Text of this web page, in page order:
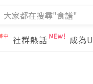
社群熱話 成為